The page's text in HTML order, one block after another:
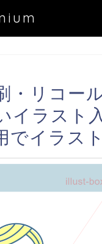
・リコー
イラスト
でイラス